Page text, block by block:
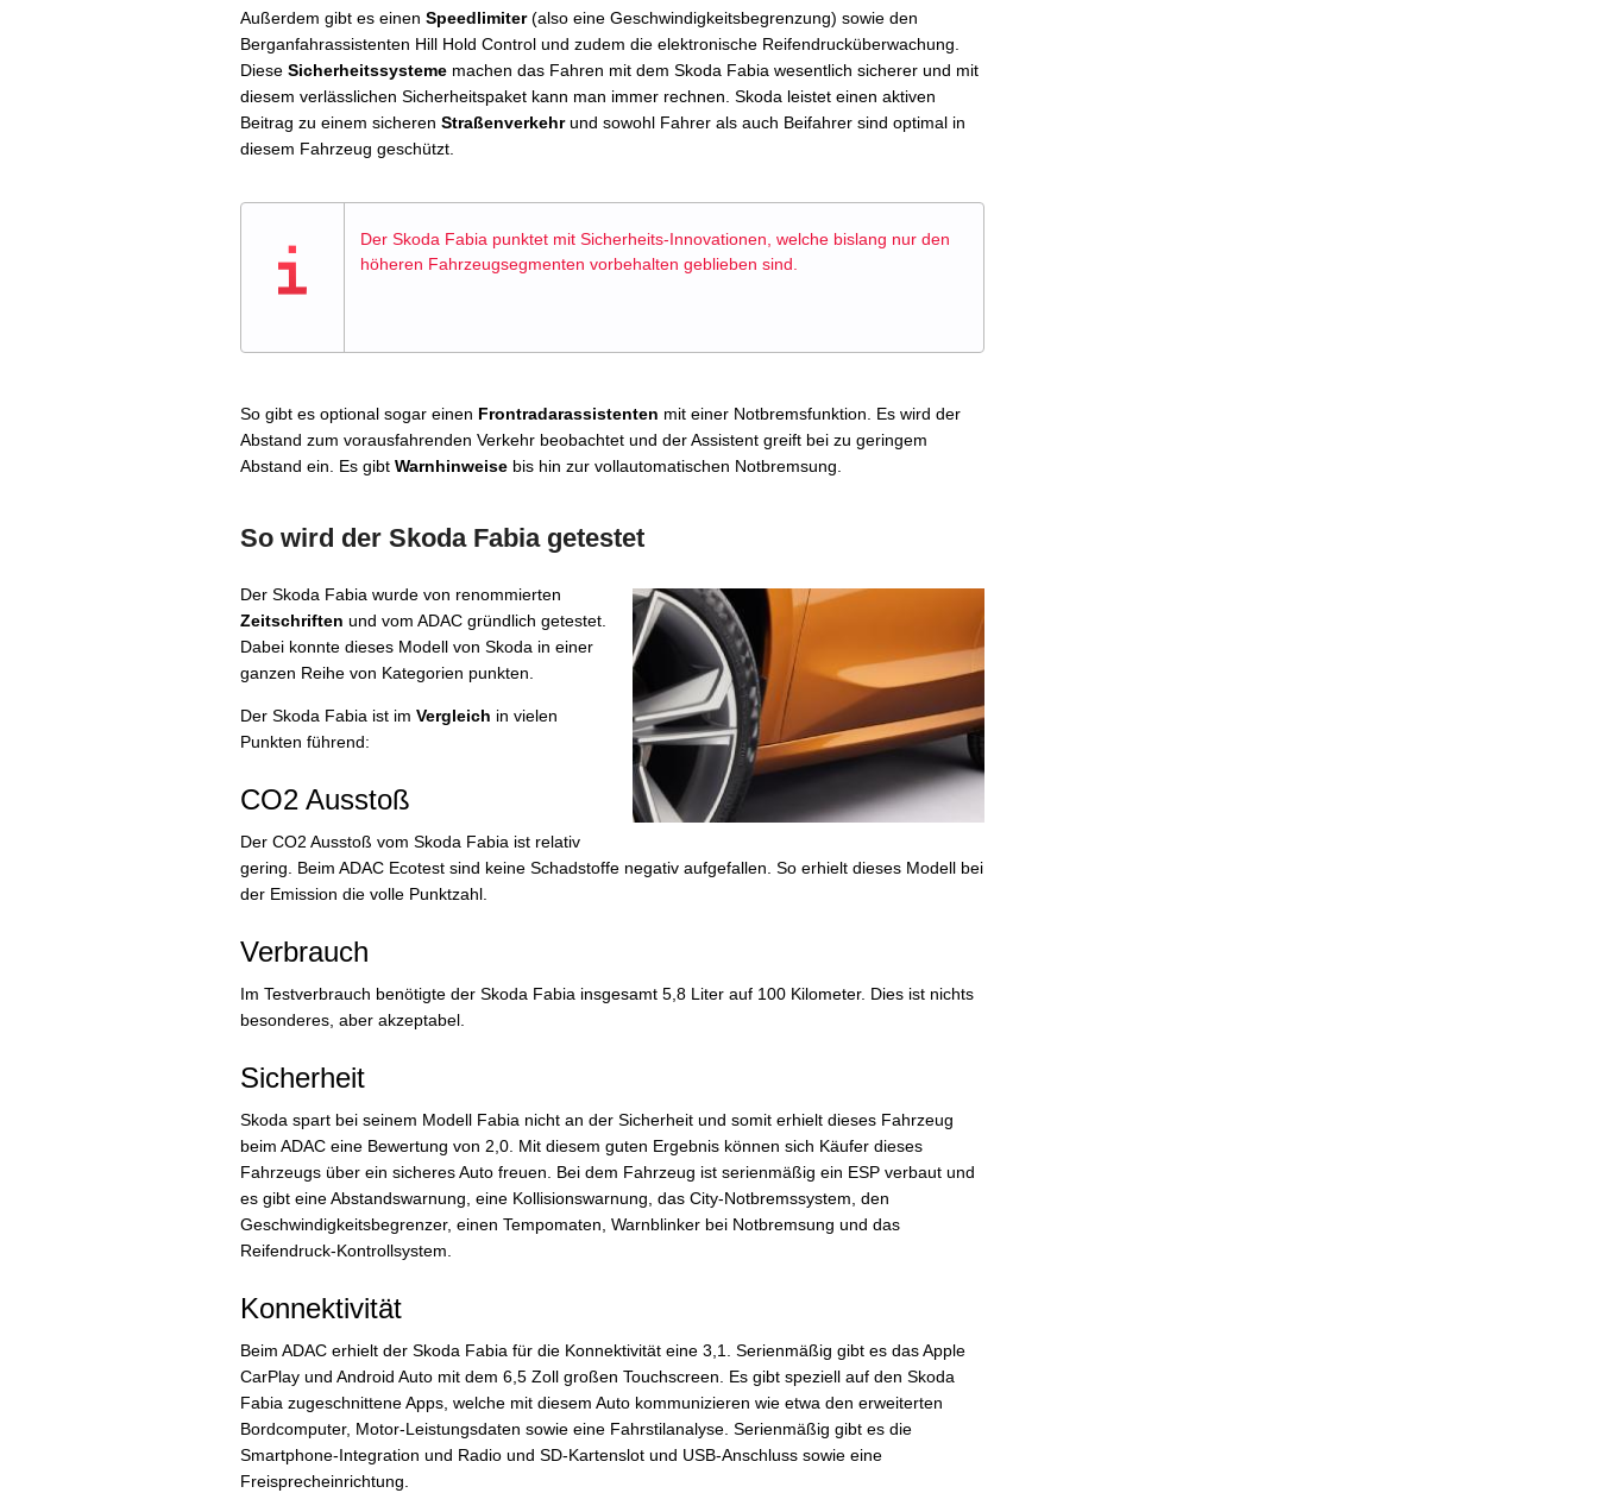
Außerdem gibt es einen Speedlimiter(also eine Geschwindigkeitsbegrenzung) sowie den
Berganfahrassistenten Hill Hold Control und zudem die elektronische Reifendrucküberwachung.
Diese Sicherheitssysteme machen das Fahren mit dem Skoda Fabia wesentlich sicherer und mit
diesem verlässlichen Sicherheitspaket kann man immer rechnen. Skoda leistet einen aktiven
Beitrag zu einem sicheren Straßenverkehrund sowohl Fahrer als auch Beifahrer sind optimal in
diesem Fahrzeug geschützt.
Der Skoda Fabia punktet mit Sicherheits-Innovationen, welche bislang nur den
höheren Fahrzeugsegmenten vorbehalten geblieben sind.
So gibt es optional sogar einen Frontradarassistenten mit einer Notbremsfunktion. Es wird der
Abstand zum vorausfahrenden Verkehr beobachtet und der Assistent greift bei zu geringem
Abstand ein. Es gibt Warnhinweise bis hin zur vollautomatischen Notbremsung.
So wird der Skoda Fabia getestet
Der Skoda Fabia wurde von renommierten
Zeitschriften und vom ADAC gründlich getestet.
Dabei konnte dieses Modell von Skoda in einer
ganzen Reihe von Kategorien punkten.
Der Skoda Fabia ist im Vergleich in vielen
Punkten führend:
CO2 Ausstoß
Der CO2 Ausstoß vom Skoda Fabia ist relativ
gering. Beim ADAC Ecotest sind keine Schadstoffe negativ aufgefallen. So erhielt dieses Modell bei
der Emission die volle Punktzahl.
Verbrauch
Im Testverbrauch benötigte der Skoda Fabia insgesamt 5,8 Liter auf 100 Kilometer. Dies ist nichts
besonderes, aber akzeptabel.
Sicherheit
Skoda spart bei seinem Modell Fabia nicht an der Sicherheit und somit erhielt dieses Fahrzeug
beim ADAC eine Bewertung von 2,0. Mit diesem guten Ergebnis können sich Käufer dieses
Fahrzeugs über ein sicheres Auto freuen. Bei dem Fahrzeug ist serienmäßig ein ESP verbaut und
es gibt eine Abstandswarnung, eine Kollisionswarnung, das City-Notbremssystem, den
Geschwindigkeitsbegrenzer, einen Tempomaten, Warnblinker bei Notbremsung und das
Reifendruck-Kontrollsystem.
Konnektivität
Beim ADAC erhielt der Skoda Fabia für die Konnektivität eine 3,1. Serienmäßig gibt es das Apple
CarPlay und Android Auto mit dem 6,5 Zoll großen Touchscreen. Es gibt speziell auf den Skoda
Fabia zugeschnittene Apps, welche mit diesem Auto kommunizieren wie etwa den erweiterten
Bordcomputer, Motor-Leistungsdaten sowie eine Fahrstilanalyse. Serienmäßig gibt es die
Smartphone-Integration und Radio und SD-Kartenslot und USB-Anschluss sowie eine
Freisprecheinrichtung.